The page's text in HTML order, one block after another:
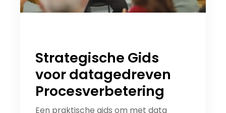
Strategische Gids
voor datagedreven
Procesverbetering
Een praktische gids om met data